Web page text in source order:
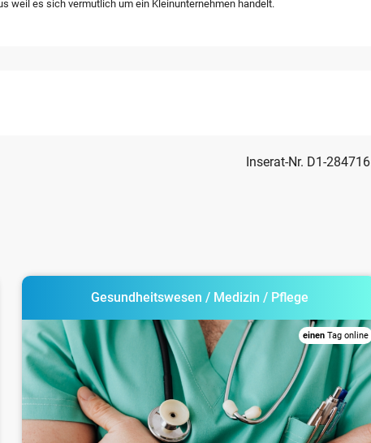
weil es sich vermutlich um ein Kleinunternehmen handelt.
Inserat-Nr. D1-284716
Gesundheitswesen / Medizin / Pflege
einenTag online